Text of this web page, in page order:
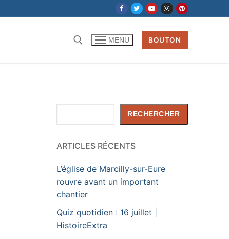
MENU BOUTON
RECHERCHER
ARTICLES RÉCENTS
L’église de Marcilly-sur-Eure
rouvre avant un important
chantier
Quiz quotidien : 16 juillet |
HistoireExtra